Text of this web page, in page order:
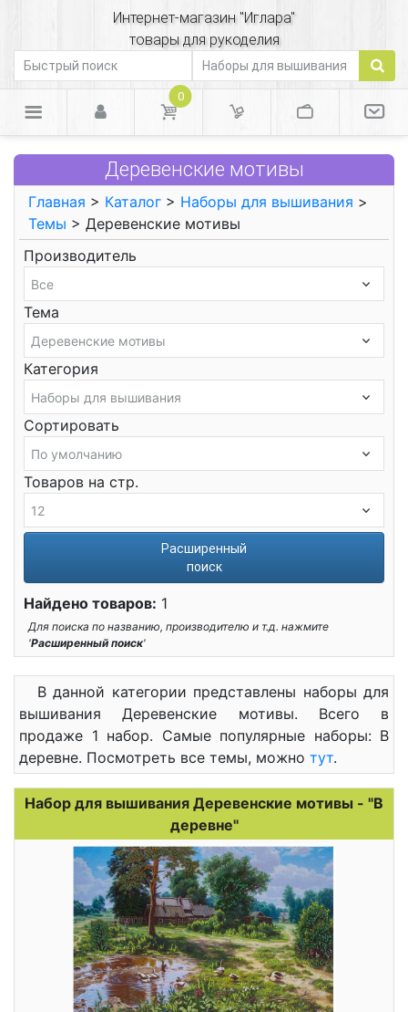
Интернет-магазин "Иглара"
товары для рукоделия
0
Деревенские мотивы
Главная > Каталог > Наборы для вышивания >
Темы > Деревенские мотивы
Производитель
Тема
Категория
Сортировать
Товаров на стр.
Расширенный
поиск
Найдено товаров: 1
Для поиска по названию, производителю и т.д. нажмите
'Расширенный поиск'
В данной категории представлены наборы для
вышивания Деревенские мотивы. Всего в
продаже 1 набор. Самые популярные наборы: В
деревне. Посмотреть все темы, можно тут.
Набор для вышивания Деревенские мотивы - "В
деревне"